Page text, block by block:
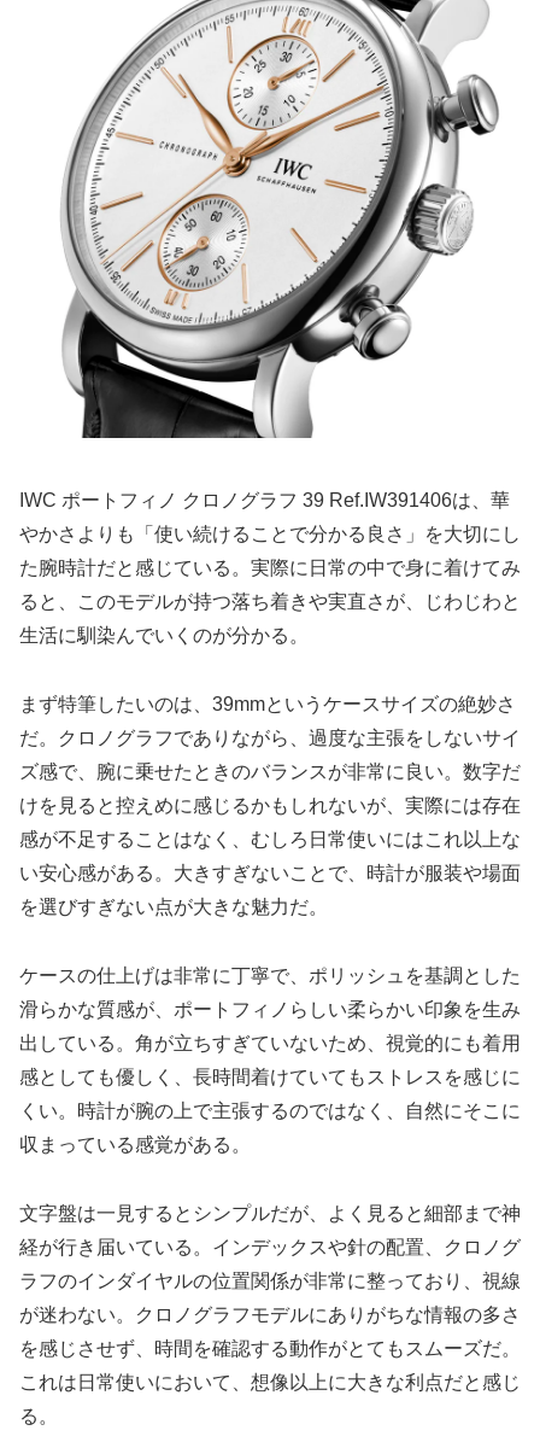
IWC ポートフィノ クロノグラフ 39 Ref.IW391406は、華
やかさよりも「使い続けることで分かる良さ」を大切にし
た腕時計だと感じている。実際に日常の中で身に着けてみ
ると、このモデルが持つ落ち着きや実直さが、じわじわと
生活に馴染んでいくのが分かる。
まず特筆したいのは、39mmというケースサイズの絶妙さ
だ。クロノグラフでありながら、過度な主張をしないサイ
ズ感で、腕に乗せたときのバランスが非常に良い。数字だ
けを見ると控えめに感じるかもしれないが、実際には存在
感が不足することはなく、むしろ日常使いにはこれ以上な
い安心感がある。大きすぎないことで、時計が服装や場面
を選びすぎない点が大きな魅力だ。
ケースの仕上げは非常に丁寧で、ポリッシュを基調とした
滑らかな質感が、ポートフィノらしい柔らかい印象を生み
出している。角が立ちすぎていないため、視覚的にも着用
感としても優しく、長時間着けていてもストレスを感じに
くい。時計が腕の上で主張するのではなく、自然にそこに
収まっている感覚がある。
文字盤は一見するとシンプルだが、よく見ると細部まで神
経が行き届いている。インデックスや針の配置、クロノグ
ラフのインダイヤルの位置関係が非常に整っており、視線
が迷わない。クロノグラフモデルにありがちな情報の多さ
を感じさせず、時間を確認する動作がとてもスムーズだ。
これは日常使いにおいて、想像以上に大きな利点だと感じ
る。